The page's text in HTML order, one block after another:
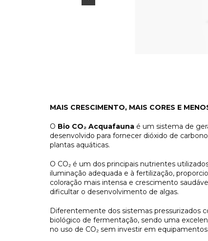
MAIS CRESCIMENTO, MAIS CORES E
O Bio CO₂ Acquafauna é um sistema de
desenvolvido para fornecer dióxido de
plantas aquáticas.
O CO₂ é um dos principais nutrientes
iluminação adequada e à fertilização,
coloração mais intensa e crescimento
dificultar o desenvolvimento de algas.
Diferentemente dos sistemas pressurizados
biológico de fermentação, sendo uma
no uso de CO₂ sem investir em